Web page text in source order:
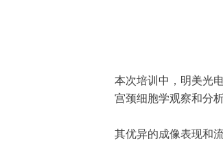
本次培训中，明美光
宫颈细胞学观察和分
其优异的成像表现和